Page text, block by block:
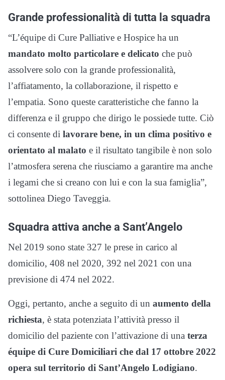
Grande professionalità di tutta la squadra
“L’équipe di Cure Palliative e Hospice ha un
mandato molto particolare e delicato che può
assolvere solo con la grande professionalità,
l’affiatamento, la collaborazione, il rispetto e
l’empatia. Sono queste caratteristiche che fanno la
differenza e il gruppo che dirigo le possiede tutte. Ciò
ci consente di lavorare bene, in un clima positivo e
orientato al malato e il risultato tangibile è non solo
l’atmosfera serena che riusciamo a garantire ma anche
i legami che si creano con lui e con la sua famiglia”,
sottolinea Diego Taveggia.
Squadra attiva anche a Sant’Angelo
Nel 2019 sono state 327 le prese in carico al
domicilio, 408 nel 2020, 392 nel 2021 con una
previsione di 474 nel 2022.
Oggi, pertanto, anche a seguito di un aumento della
richiesta, è stata potenziata l’attività presso il
domicilio del paziente con l’attivazione di una terza
équipe di Cure Domiciliari che dal 17 ottobre 2022
opera sul territorio di Sant’Angelo Lodigiano.